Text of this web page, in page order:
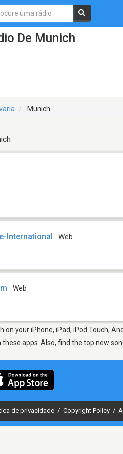
De Munich
Munich
International Web
Web
on your iPhone, iPad, iPod Touch,
apps. Also, find the top new
de privacidade / Copyright Policy /